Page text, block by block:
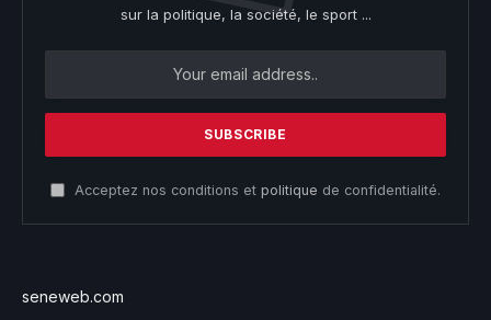
sur la politique, la société, le sport ...
Acceptez nos conditions et politique de confidentialité.
seneweb.com